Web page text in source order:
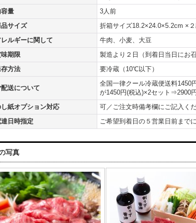
量
3人前
サイズ
折箱サイズ18.2×24.0×5.2cm ×
ルギーに関して
牛肉、小麦、大豆
期限
製造より２日（到着日当日にお
方法
要冷蔵（10℃以下）
送について
全国一律クール冷蔵便送料
が1450円(税込)×2セット⇒2900
紙オプション対応
可／ご注文時備考欄にご記入く
日時指定
ご希望到着日の５営業日前まで
写真